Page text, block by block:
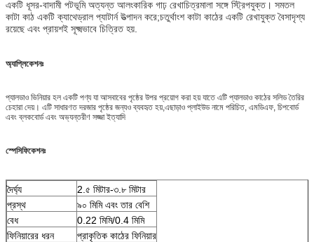
একটি ধূসর-বাদামী পটভূমি অত্যন্ত আলংকারিক গাঢ় রেখাচিত্রমালা সঙ্গে স্ট্রিপযুক্ত। সমতল
কাটা কাঠ একটি ক্যাথেড্রাল প্যাটার্ন উত্পাদন করে;চতুর্থাংশ কাটা কাঠের একটি রেখাযুক্ত বৈসাদৃশ্য
রয়েছে এবং প্রায়শই সূক্ষ্মভাবে চিত্রিত হয়.
অ্যাপ্লিকেশনঃ
প্যালডাও ভিনিয়ার হল একটি পণ্য যা আসবাবের পৃষ্ঠের উপর প্রয়োগ করা হয় যাতে এটি প্যালডাও কাঠের সলিড তৈরির
চেহারা দেয়। এটি সাধারণত দরজার পৃষ্ঠের জন্যও ব্যবহৃত হয়,এছাড়াও প্লাইউড নামে পরিচিত, এমডিএফ, চিপবোর্ড
এবং ব্লকবোর্ড এবং অভ্যন্তরীণ সজ্জা ইত্যাদি
স্পেসিফিকেশনঃ
দৈর্ঘ্য
2.৫ মিটার-৩.৮ মিটার
প্রস্থ
৯০ মিমি এবং তার বেশি
বেধ
0.22 মিমি/0.4 মিমি
ফিনিয়ারের ধরন
প্রাকৃতিক কাঠের ফিনিয়ার